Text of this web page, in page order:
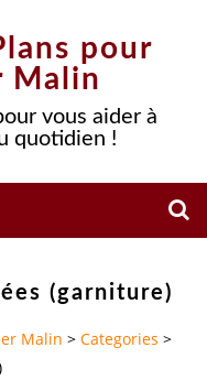
pour
Malin
vous aider à
quotidien !
(garniture)
Malin > Categories >